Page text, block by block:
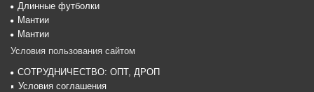
Длинные футболки
Мантии
Мантии
Условия пользования сайтом
СОТРУДНИЧЕСТВО: ОПТ, ДРОП
Условия соглашения